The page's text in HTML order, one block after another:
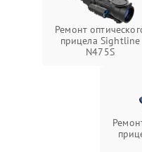
Ремонт
прицела Sightline
N475S